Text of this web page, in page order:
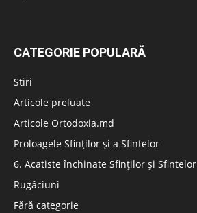
CATEGORIE POPULARĂ
Stiri
Articole preluate
Articole Ortodoxia.md
Proloagele Sfinților și a Sfintelor
6. Acatiste închinate Sfinților și Sfintelor
Rugăciuni
Fără categorie